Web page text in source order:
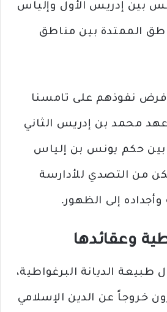
بين إدريس الأول وإلياس
الممتدة بين مناطق
نفوذهم على تامسنا
محمد بن إدريس الثاني
بين حكم يونس بن إلياس
من التصدي للأدارسة
إلى الظهور.
وعقائدها
طبيعة الديانة البرغواطية،
خروجاً عن الدين الإسلامي